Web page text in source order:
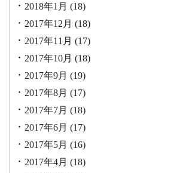
2018年1月 (18)
2017年12月 (18)
2017年11月 (17)
2017年10月 (18)
2017年9月 (19)
2017年8月 (17)
2017年7月 (18)
2017年6月 (17)
2017年5月 (16)
2017年4月 (18)